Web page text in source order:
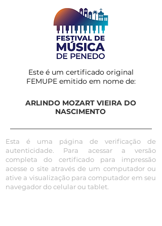
Este é um certificado original
FEMUPE emitido em nome de:
ARLINDO MOZART VIEIRA DO
NASCIMENTO
Esta é uma página de verificação de
autenticidade. Para acessar a versão
completa do certificado para impressão
acesse o site através de um computador ou
ative a visualização para computador em seu
navegador do celular ou tablet.